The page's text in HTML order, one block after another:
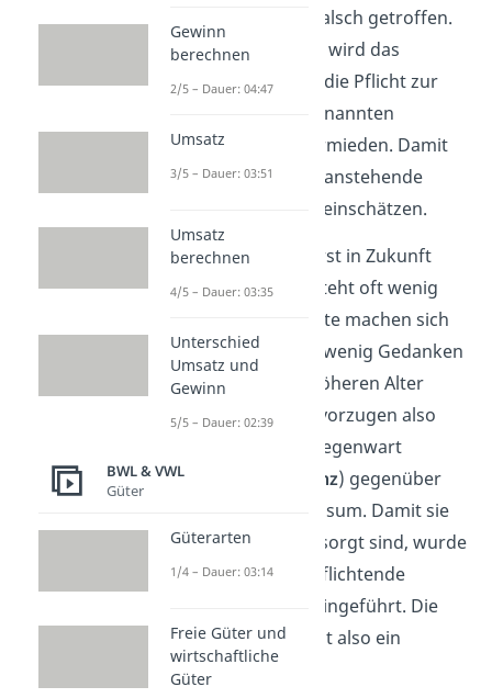
Entscheidungen oft falsch getroffen.
Beim Immobilienkauf wird das
beispielsweise durch die Pflicht zur
Erstellung eines sogenannten
Energieausweises vermieden. Damit
können Verbraucher anstehende
Nebenkosten besser einschätzen.
Auch für Güter, die erst in Zukunft
relevant werden, besteht oft wenig
Nachfrage. Junge Leute machen sich
heute beispielsweise wenig Gedanken
darüber, wie sie im höheren Alter
leben werden. Sie bevorzugen also
den Konsum in der Gegenwart
(Gegenwartspräferenz) gegenüber
dem zukünftigen Konsum. Damit sie
im Alter dennoch versorgt sind, wurde
zum Beispiel die verpflichtende
Pflegeversicherung eingeführt. Die
Pflegeversicherung ist also ein
meritorisches Gut.
Gewinn
berechnen
2/5 – Dauer: 04:47
Umsatz
3/5 – Dauer: 03:51
Umsatz
berechnen
4/5 – Dauer: 03:35
Unterschied
Umsatz und
Gewinn
5/5 – Dauer: 02:39
BWL & VWL
Güter
Güterarten
1/4 – Dauer: 03:14
Freie Güter und
wirtschaftliche
Güter